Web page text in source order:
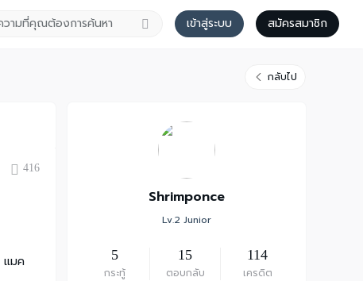
เข้าสู่ระบบ สมัครสมาชิก
กลับไป
416
แมค
Shrimponce
Lv.2 Junior
5
กระทู้
15
ตอบกลับ
114
เครดิต